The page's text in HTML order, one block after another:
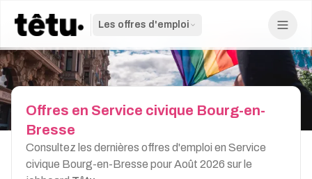
Les offres d'emploi
Offres en Service civique Bourg-en-
Bresse
Consultez les dernières offres d'emploi en Service
civique Bourg-en-Bresse pour Août 2026 sur le